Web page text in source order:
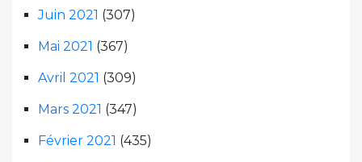
Juin 2021 (307)
Mai 2021 (367)
Avril 2021 (309)
Mars 2021 (347)
Février 2021 (435)